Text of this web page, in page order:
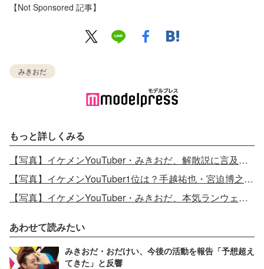
【Not Sponsored 記事】
みきおだ
もっと詳しくみる
【写真】イケメンYouTuber・みきおだ、解散説に言及「お互いに個々のパワーがある」
【写真】イケメンYouTuber1位は？手越祐也・宮迫博之・ヒカルら豪華メンバーが投票
【写真】イケメンYouTuber・みきおだ、本気ランウェイでオーラ全開
あわせて読みたい
みきおだ・おだけい、今後の活動を報告「予想超え
てきた」と反響